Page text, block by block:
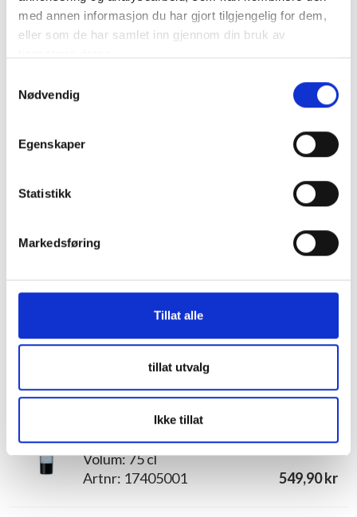
med annen informasjon du har gjort tilgjengelig for dem,
eller som de har samlet inn gjennom din bruk av
Nødvendig
Egenskaper
Statistikk
Markedsføring
Tillat alle
tillat utvalg
Ikke tillat
Drikke fra denne produsenten
Lagneaux a Pauillac
Maison Lagnaux, 2017
Volum: 75 cl
Artnr: 17405001
549,90 kr